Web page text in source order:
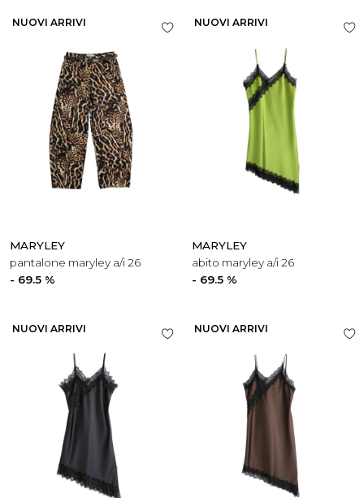
NUOVI ARRIVI
MARYLEY
pantalone maryley a/i 26
- 69.5 %
NUOVI ARRIVI
MARYLEY
abito maryley a/i 26
- 69.5 %
NUOVI ARRIVI NUOVI ARRIVI